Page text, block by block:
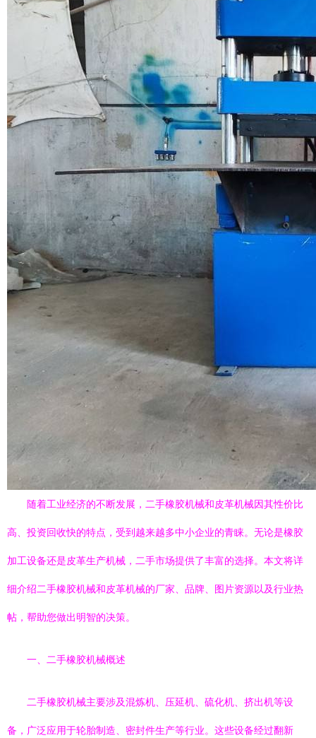
随着工业经济的不断发展，二手橡胶机械和皮革机械因其性价比
高、投资回收快的特点，受到越来越多中小企业的青睐。无论是橡胶
加工设备还是皮革生产机械，二手市场提供了丰富的选择。本文将详
细介绍二手橡胶机械和皮革机械的厂家、品牌、图片资源以及行业热
帖，帮助您做出明智的决策。
一、二手橡胶机械概述
二手橡胶机械主要涉及混炼机、压延机、硫化机、挤出机等设
备，广泛应用于轮胎制造、密封件生产等行业。这些设备经过翻新